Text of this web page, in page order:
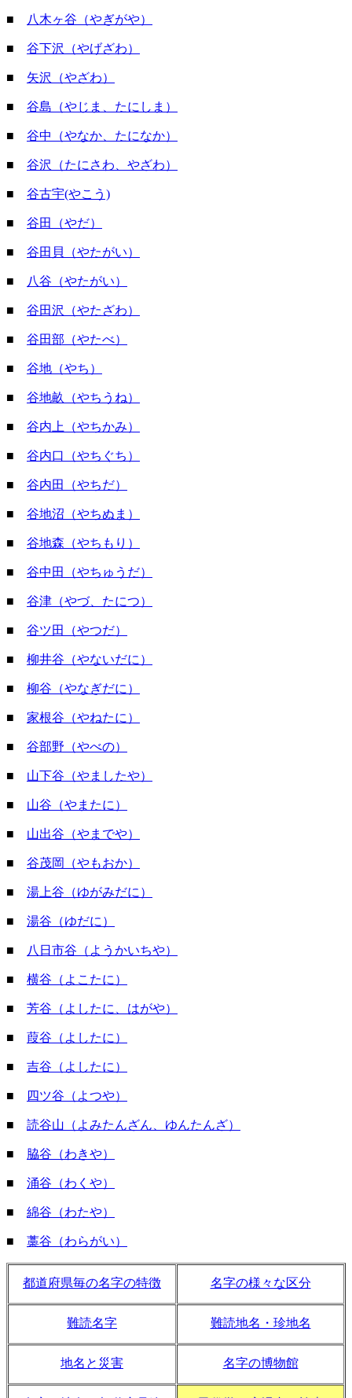
■ 八木ヶ谷（やぎがや）
■ 谷下沢（やげざわ）
■ 矢沢（やざわ）
■ 谷島（やじま、たにしま）
■ 谷中（やなか、たになか）
■ 谷沢（たにさわ、やざわ）
■ 谷古宇(やこう)
■ 谷田（やだ）
■ 谷田貝（やたがい）
■ 八谷（やたがい）
■ 谷田沢（やたざわ）
■ 谷田部（やたべ）
■ 谷地（やち）
■ 谷地畝（やちうね）
■ 谷内上（やちかみ）
■ 谷内口（やちぐち）
■ 谷内田（やちだ）
■ 谷地沼（やちぬま）
■ 谷地森（やちもり）
■ 谷中田（やちゅうだ）
■ 谷津（やづ、たにつ）
■ 谷ツ田（やつだ）
■ 柳井谷（やないだに）
■ 柳谷（やなぎだに）
■ 家根谷（やねたに）
■ 谷部野（やべの）
■ 山下谷（やましたや）
■ 山谷（やまたに）
■ 山出谷（やまでや）
■ 谷茂岡（やもおか）
■ 湯上谷（ゆがみだに）
■ 湯谷（ゆだに）
■ 八日市谷（ようかいちや）
■ 横谷（よこたに）
■ 芳谷（よしたに、はがや）
■ 葭谷（よしたに）
■ 吉谷（よしたに）
■ 四ツ谷（よつや）
■ 読谷山（よみたんざん、ゆんたんざ）
■ 脇谷（わきや）
■ 涌谷（わくや）
■ 綿谷（わたや）
■ 藁谷（わらがい）
都道府県毎の名字の特徴 名字の様々な区分
難読名字 難読地名・珍地名
地名と災害 名字の博物館